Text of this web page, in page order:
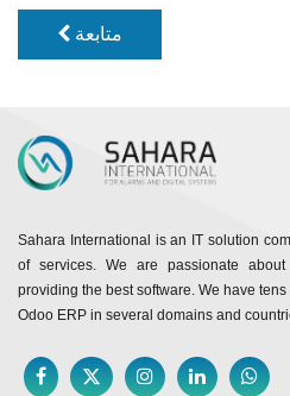
متابعة
Sahara International is an IT solution
of services. We are passionate
providing the best software. We have
Odoo ERP in several domains and